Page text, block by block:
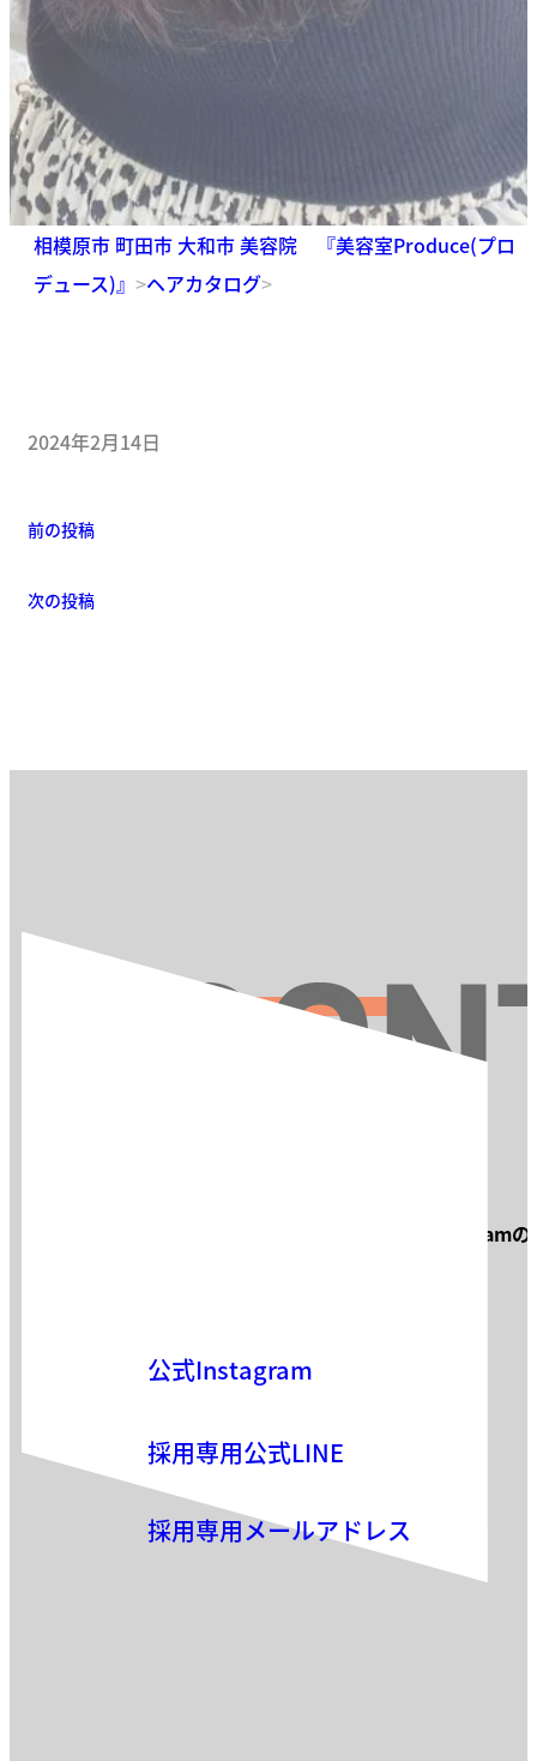
相模原市 町田市 大和市 美容院 『美容室Produce(プロ
デュース)』 >ヘアカタログ>
2024年2月14日
前の投稿
次の投稿
Instagram
公式Instagram
採用専用公式LINE
採用専用メールアドレス